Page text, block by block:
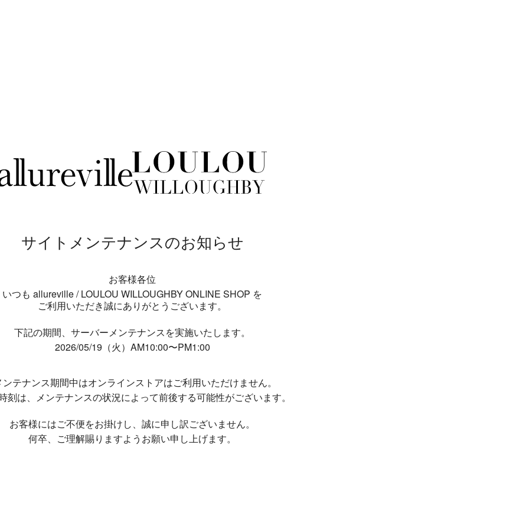
サイトメンテナンスのお知らせ
お客様各位
いつも allureville / LOULOU WILLOUGHBY ONLINE SHOP を
ご利用いただき誠にありがとうございます。
下記の期間、サーバーメンテナンスを実施いたします。
2026/05/19（火）AM10:00〜PM1:00
ンテナンス期間中はオンラインストアはご利用いただけません。
刻は、メンテナンスの状況によって前後する可能性がございます。
お客様にはご不便をお掛けし、 誠に申し訳ございません。
何卒、ご理解賜りますようお願い申し上げます。